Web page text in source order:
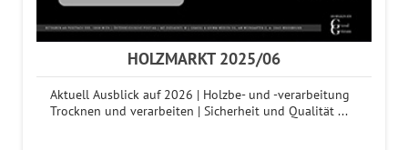
HOLZMARKT 2025/06
Aktuell Ausblick auf 2026 | Holzbe- und -verarbeitung
Trocknen und verarbeiten | Sicherheit und Qualität ...